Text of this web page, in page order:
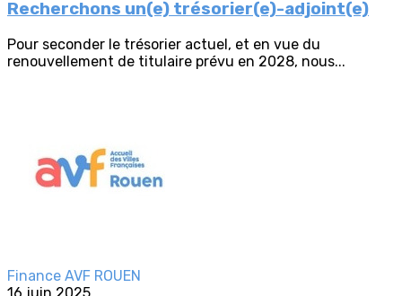
Recherchons un(e) trésorier(e)-adjoint(e)
Pour seconder le trésorier actuel, et en vue du
renouvellement de titulaire prévu en 2028, nous...
Finance AVF ROUEN
16 juin 2025